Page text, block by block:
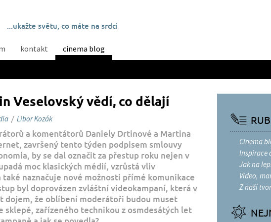
...ukažte světu, co máte na srdci
kontakt cinema blog
Veselovský vědí, co dělají
/ Libor Kozák
a komentátorů Daniely Drtinové a Martina
završený tento týden podpisem smlouvy
by se dal označit za přestup roku nejen v
moc klasických médií, vzrůstá vliv
naznačuje nové možnosti přímé komunikace
byl doprovázen zvláštní videokampaní, která v
dojem, že oblíbení moderátoři budou muset
zařízeného technikou z osmdesátých let
Cinema
Inspirace
Jak na
Video,
Z naší